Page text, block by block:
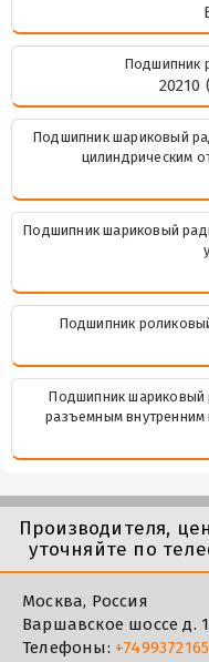
Подшипник
20210
Подшипник шариковый
цилиндрическим
Подшипник шариковый
Подшипник
Подшипник
разъемным внутренним
Производителя,
уточняйте по
Москва, Россия
Варшавское шоссе д.
Телефоны: